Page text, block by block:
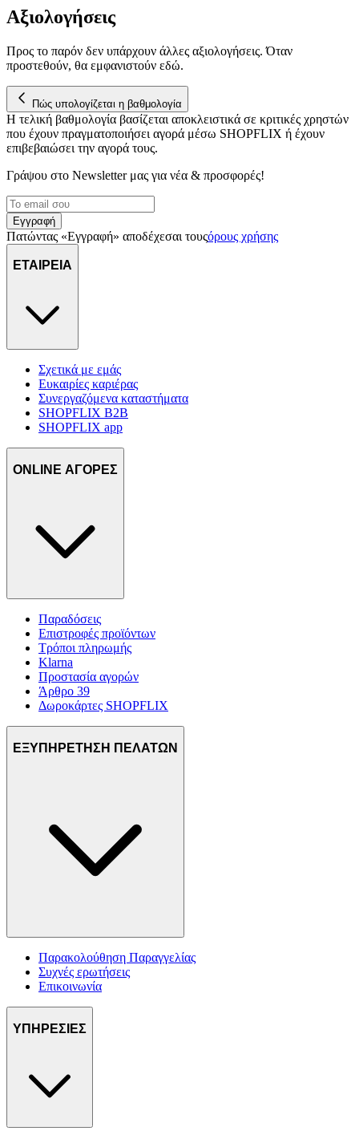
Αξιολογήσεις
Προς το παρόν δεν υπάρχουν άλλες αξιολογήσεις. Όταν
προστεθούν, θα εμφανιστούν εδώ.
Πώς υπολογίζεται η βαθμολογία
Η τελική βαθμολογία βασίζεται αποκλειστικά σε κριτικές χρηστών
που έχουν πραγματοποιήσει αγορά μέσω SHOPFLIX ή έχουν
επιβεβαιώσει την αγορά τους.
Γράψου στο Νewsletter μας για νέα & προσφορές!
Εγγραφή
Πατώντας «Εγγραφή» αποδέχεσαι τουςόρους χρήσης
ΕΤΑΙΡΕΙΑ
Σχετικά με εμάς
Ευκαιρίες καριέρας
Συνεργαζόμενα καταστήματα
SHOPFLIX B2B
SHOPFLIX app
ONLINE ΑΓΟΡΕΣ
Παραδόσεις
Επιστροφές προϊόντων
Τρόποι πληρωμής
Klarna
Προστασία αγορών
Άρθρο 39
Δωροκάρτες SHOPFLIX
ΕΞΥΠΗΡΕΤΗΣΗ ΠΕΛΑΤΩΝ
Παρακολούθηση Παραγγελίας
Συχνές ερωτήσεις
Επικοινωνία
ΥΠΗΡΕΣΙΕΣ